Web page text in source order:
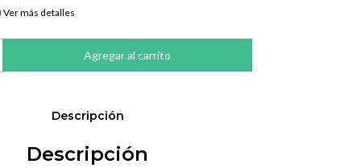
Ver más detalles
Descripción
Descripción